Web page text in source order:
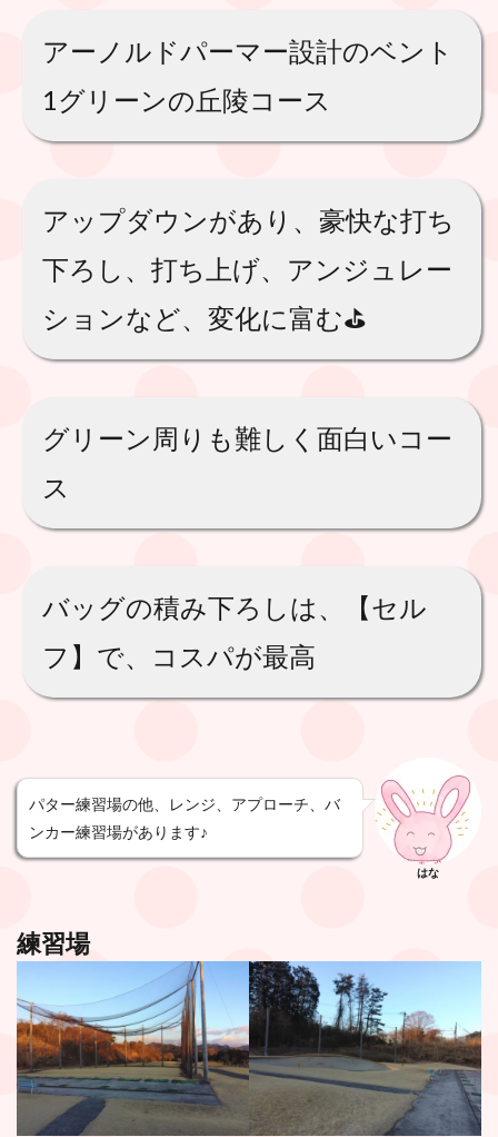
アーノルドパーマー設計のベント
1グリーンの丘陵コース
アップダウンがあり、豪快な打ち
下ろし、打ち上げ、アンジュレー
ションなど、変化に富む⛳️
グリーン周りも難しく面白いコー
ス
バッグの積み下ろしは、【セル
フ】で、コスパが最高
パター練習場の他、レンジ、アプローチ、バ
ンカー練習場があります♪
はな
練習場